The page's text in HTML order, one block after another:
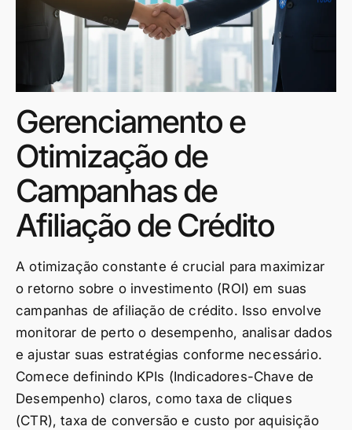
Gerenciamento e
Otimização de
Campanhas de
Afiliação de Crédito
A otimização constante é crucial para maximizar
o retorno sobre o investimento (ROI) em suas
campanhas de afiliação de crédito. Isso envolve
monitorar de perto o desempenho, analisar dados
e ajustar suas estratégias conforme necessário.
Comece definindo KPIs (Indicadores-Chave de
Desempenho) claros, como taxa de cliques
(CTR), taxa de conversão e custo por aquisição